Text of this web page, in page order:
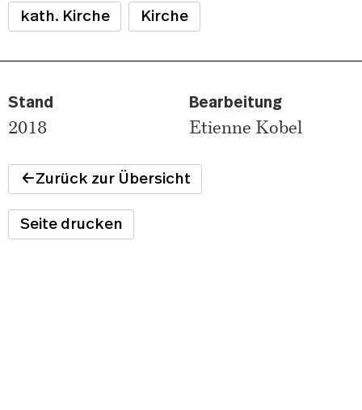
kath. Kirche Kirche
Stand
2018
Bearbeitung
Etienne Kobel
Zurück zur Übersicht
Seite drucken